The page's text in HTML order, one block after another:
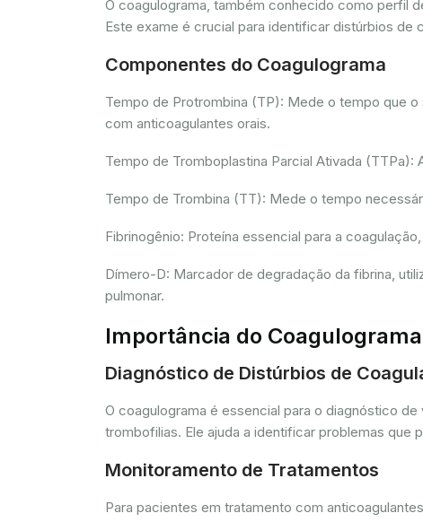
O coagulograma, também conhecido como perfil
Este exame é crucial para identificar distúrbios
Componentes do Coagulograma
Tempo de Protrombina (TP): Mede o tempo que o
com anticoagulantes orais.
Tempo de Tromboplastina Parcial Ativada (TTPa):
Tempo de Trombina (TT): Mede o tempo
Fibrinogênio: Proteína essencial para a
Dímero-D: Marcador de degradação da fibrina,
pulmonar.
Importância do Coagulograma
Diagnóstico de Distúrbios de
O coagulograma é essencial para o diagnóstico
trombofilias. Ele ajuda a identificar problemas que
Monitoramento de Tratamentos
Para pacientes em tratamento com